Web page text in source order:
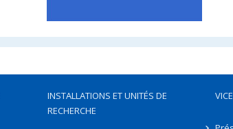
INSTALLATIONS ET UNITÉS DE
RECHERCHE